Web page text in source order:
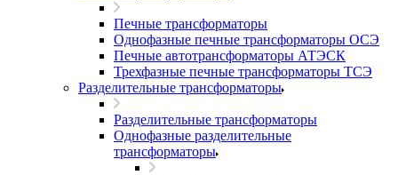
Печные трансформаторы
Однофазные печные трансформаторы ОСЭ
Печные автотрансформаторы АТЭСК
Трехфазные печные трансформаторы ТСЭ
Разделительные трансформаторы
Разделительные трансформаторы
Однофазные разделительные
трансформаторы